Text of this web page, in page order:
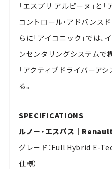
「エスプリ アルピーヌ」と
コントロール・アドバンス
らに「アイコニック」では
ンセンタリングシステムで
「アクティブドライバーア
る。
SPECIFICATIONS
ルノー・エスパス｜
グレード：Full Hybrid E-
仕様）